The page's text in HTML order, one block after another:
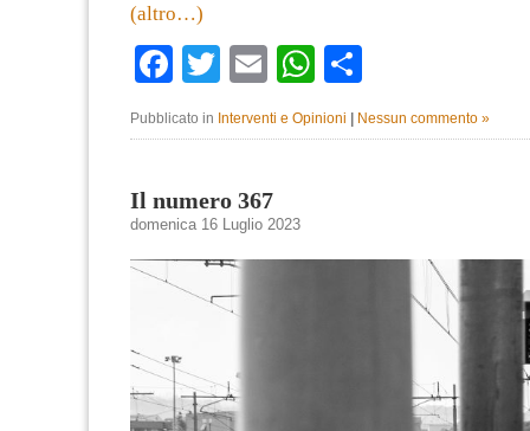
(altro…)
Facebook
TwitterEmailWhatsApp
Pubblicato in Interventi e Opinioni | Nessun commento »
Il numero 367
domenica 16 Luglio 2023